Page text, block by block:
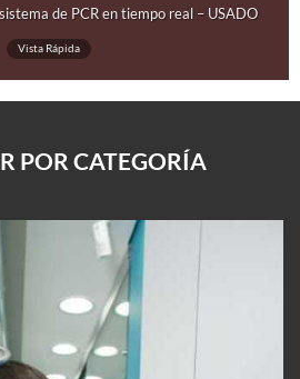
de PCR en tiempo real – USADO
Vista Rápida
POR CATEGORÍA